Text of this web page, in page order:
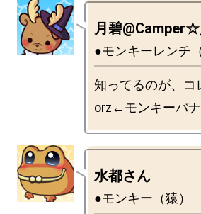
月碧
●モンキーレンチ
知ってるのが、
水都さん
●モンキー（猿）